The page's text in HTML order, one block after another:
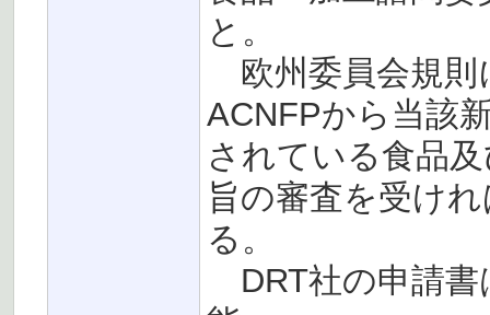
と。
欧州委員会規則
ACNFPから当該
されている食品
旨の審査を受け
る。
DRT社の申請書